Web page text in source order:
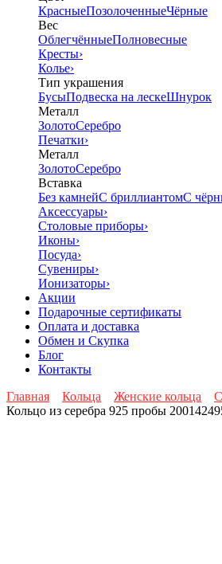
КрасныеПозолоченныеЧёрные
Вес
ОблегчённыеПолновесные
Кресты›
Колье›
Тип украшения
БусыПодвеска на лескеШнурок
Металл
ЗолотоСеребро
Печатки›
Металл
ЗолотоСеребро
Вставка
Без камнейС бриллиантомС
Аксессуары›
Столовые приборы›
Иконы›
Посуда›
Сувениры›
Ионизаторы›
Акции
Подарочные сертификаты
Оплата и доставка
Обмен и Скупка
Блог
Контакты
Главная
Кольца Женские кольца
Кольцо из серебра 925 пробы